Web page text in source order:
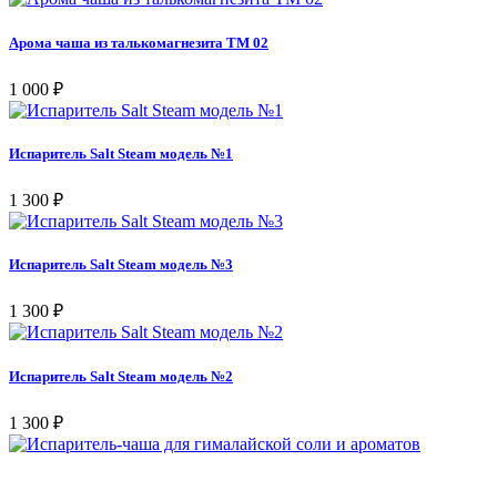
Арома чаша из талькомагнезита ТМ 02
1 000 ₽
Испаритель Salt Steam модель №1
1 300 ₽
Испаритель Salt Steam модель №3
1 300 ₽
Испаритель Salt Steam модель №2
1 300 ₽